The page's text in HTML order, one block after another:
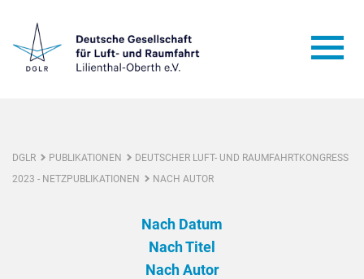
DGLR PUBLIKATIONEN
DEUTSCHER LUFT- UND RAUMFAHRTKONGRESS
2023 - NETZPUBLIKATIONEN
NACH AUTOR
Nach Datum
Nach Titel
Nach Autor